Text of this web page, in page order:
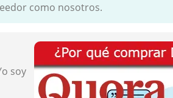
como nosotros.
soy